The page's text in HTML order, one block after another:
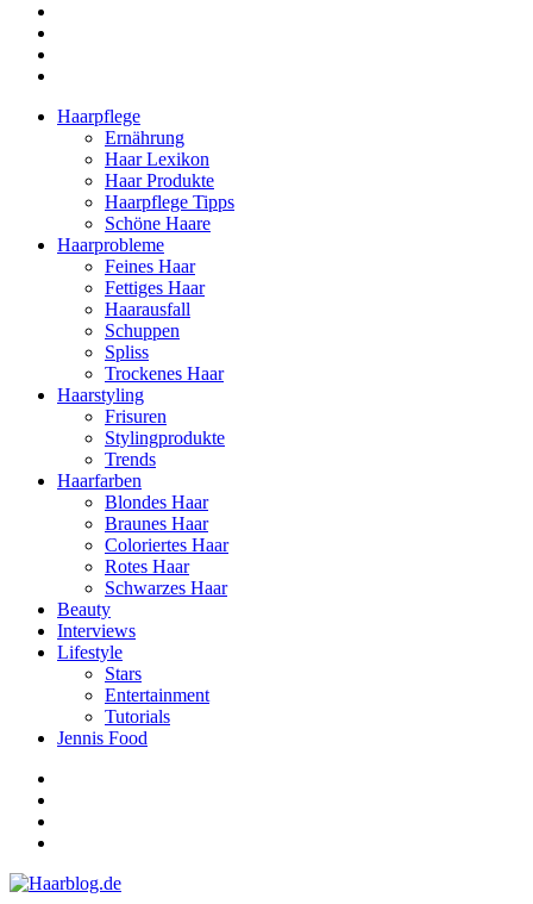
Haarpflege
Ernährung
Haar Lexikon
Haar Produkte
Haarpflege Tipps
Schöne Haare
Haarprobleme
Feines Haar
Fettiges Haar
Haarausfall
Schuppen
Spliss
Trockenes Haar
Haarstyling
Frisuren
Stylingprodukte
Trends
Haarfarben
Blondes Haar
Braunes Haar
Coloriertes Haar
Rotes Haar
Schwarzes Haar
Beauty
Interviews
Lifestyle
Stars
Entertainment
Tutorials
Jennis Food